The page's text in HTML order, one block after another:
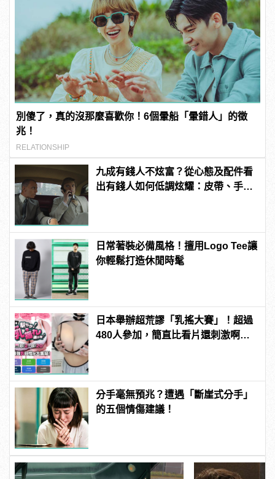
別傻了，真的沒那麼喜歡你！6個暈船「暈錯人」的徵
兆！
RELATIONSHIP
九成有錢人不炫富？從心態及配件看
出有錢人如何低調炫耀：皮帶、手錶
日常著裝必備風格！擅用Logo Tee讓
你輕鬆打造休閒時髦
日本舉辦超荒謬「乳搖大賽」！超過
480人參加，簡直比看片還刺激啊！ |
分手毫無預兆？遭遇「斷崖式分手」
的五個情傷建議！